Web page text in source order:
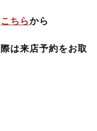
こちらから
は来店予約をお取